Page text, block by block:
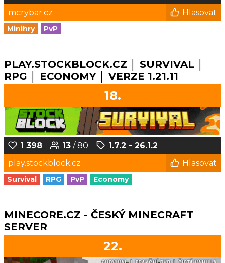
mcrybar.cz
Hlasovat
Minihry PvP
PLAY.STOCKBLOCK.CZ │ SURVIVAL │
RPG │ ECONOMY │ VERZE 1.21.11
18.
1 398 13 / 80
1.7.2 - 26.1.2
play.stockblock.cz
Hlasovat
Survival RPG PvP Economy
MINECORE.CZ - ČESKÝ MINECRAFT
SERVER
22.